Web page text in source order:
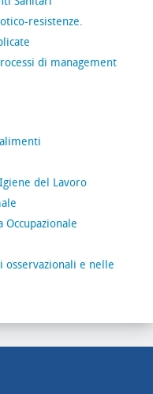
resistenze.
di management
del Lavoro
Occupazionale
osservazionali e nelle